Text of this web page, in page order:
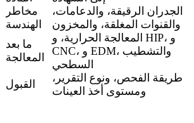
مخاطر
الهندسة
الجدران الرقيقة، والدعامات،
والقنوات المغلقة، والمخزون
ما بعد
المعالجة
المعالجة الحرارية، و HIP، و
CNC، و EDM، والتشطيب
السطحي
القبول
طريقة الفحص، ونوع التقرير،
ومستوى أخذ العينات